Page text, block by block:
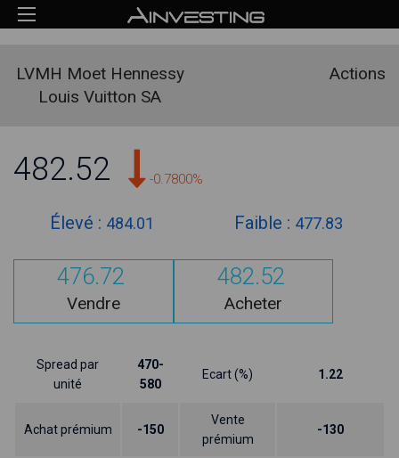
LVMH Moet Hennessy
Louis Vuitton SA
Actions
482.52 -0.7800%
Élevé : 484.01 Faible : 477.83
476.72
Vendre
482.52
Acheter
Spread par
unité
470-
580
Ecart (%) 1.22
Achat prémium -150
Vente
prémium
-130